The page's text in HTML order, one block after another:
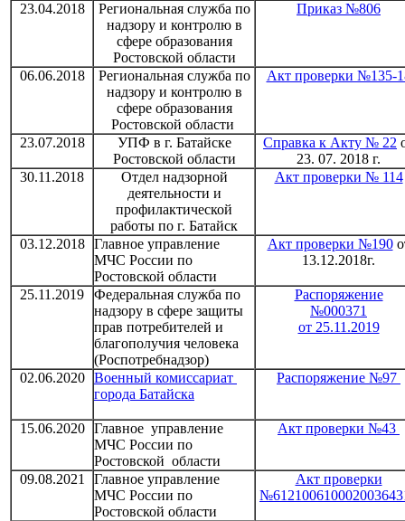
23.04.2018
Региональная служба по
надзору и контролю в
сфере образования
Ростовской области
Приказ №806
06.06.2018
Региональная служба по
надзору и контролю в
сфере образования
Ростовской области
Акт проверки №135-
23.07.2018
УПФ в г. Батайске
Ростовской области
Справка к Акту № 22
23. 07. 2018 г.
30.11.2018
Отдел надзорной
деятельности и
профилактической
работы по г. Батайск
Акт проверки № 114
03.12.2018
Главное управление
МЧС России по
Ростовской области
Акт проверки №190
13.12.2018г.
25.11.2019
Федеральная служба по
надзору в сфере защиты
прав потребителей и
благополучия человека
(Роспотребнадзор)
Распоряжение
№000371
от 25.11.2019
02.06.2020
Военный комиссариат
города Батайска
Распоряжение №97
15.06.2020
Главное управление
МЧС России по
Ростовской области
Акт проверки №43
09.08.2021
Главное управление
МЧС России по
Ростовской области
Акт проверки